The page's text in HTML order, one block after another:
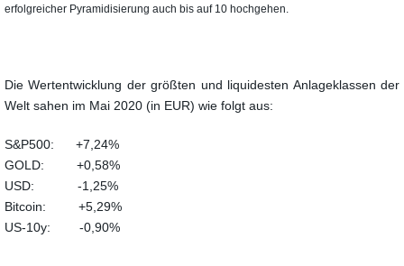
erfolgreicher Pyramidisierung auch bis auf 10 hochgehen.
Die Wertentwicklung der größten und liquidesten Anlageklassen der
Welt sahen im Mai 2020 (in EUR) wie folgt aus:
S&P500: +7,24%
GOLD: +0,58%
USD: -1,25%
Bitcoin: +5,29%
US-10y: -0,90%